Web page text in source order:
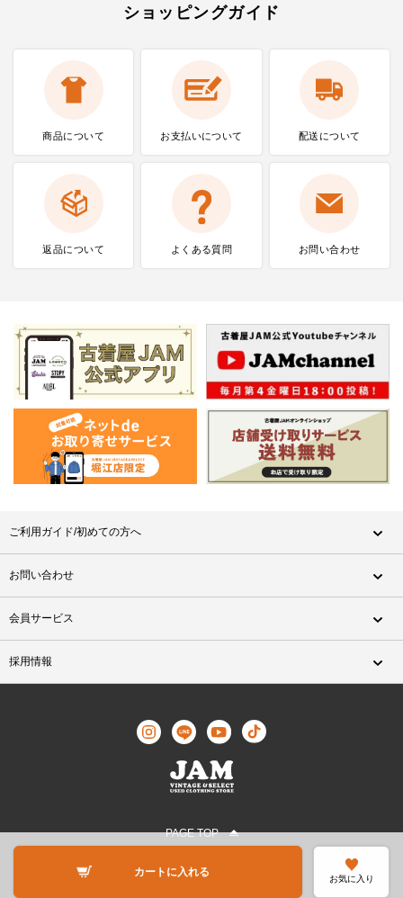
お気に入り
カートに入れる
ショッピングガイド
商品について お支払いについて 配送について
返品について よくある質問 お問い合わせ
ご利用ガイド/初めての方へ
お問い合わせ
会員サービス
採用情報
PAGE TOP